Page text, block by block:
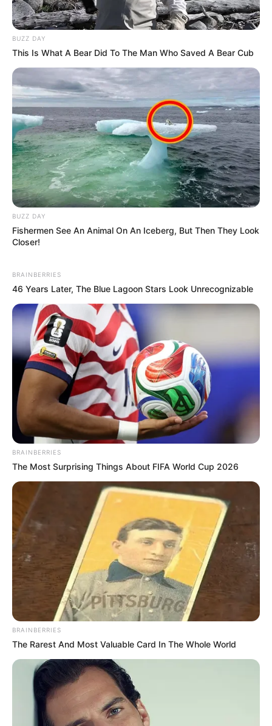
BUZZ DAY
This Is What A Bear Did To The Man Who Saved A Bear Cub
BUZZ DAY
Fishermen See An Animal On An Iceberg, But Then They Look
Closer!
BRAINBERRIES
46 Years Later, The Blue Lagoon Stars Look Unrecognizable
BRAINBERRIES
The Most Surprising Things About FIFA World Cup 2026
BRAINBERRIES
The Rarest And Most Valuable Card In The Whole World